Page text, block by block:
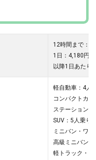
12時間まで：
1日：4,180円～
以降1日あたり
軽自動車：4人
コンパクトカ
ステーション
SUV：5人乗り
ミニバン・ワ
高級ミニバン
軽トラック・